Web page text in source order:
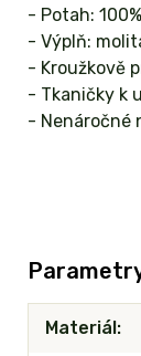
- Potah:
- Výplň:
- Kroužkově
- Tkaničky k
- Nenáročné
Materiál